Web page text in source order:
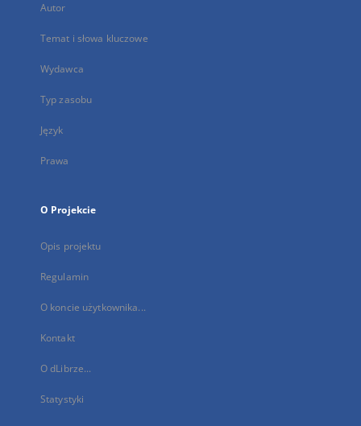
Autor
Temat i słowa kluczowe
Wydawca
Typ zasobu
Język
Prawa
O Projekcie
Opis projektu
Regulamin
O koncie użytkownika...
Kontakt
O dLibrze...
Statystyki